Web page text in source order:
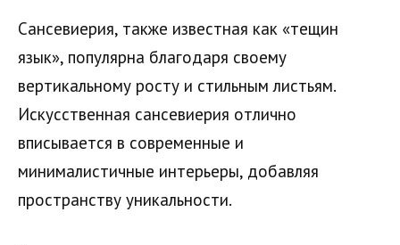
Сансевиерия, также известная как «тещин
язык», популярна благодаря своему
вертикальному росту и стильным листьям.
Искусственная сансевиерия отлично
вписывается в современные и
минималистичные интерьеры, добавляя
пространству уникальности.